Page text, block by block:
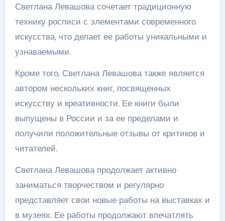
Светлана Левашова сочетает традиционную
технику росписи с элементами современного
искусства, что делает ее работы уникальными и
узнаваемыми.
Кроме того, Светлана Левашова также является
автором нескольких книг, посвященных
искусству и креативности. Ее книги были
выпущены в России и за ее пределами и
получили положительные отзывы от критиков и
читателей.
Светлана Левашова продолжает активно
заниматься творчеством и регулярно
представляет свои новые работы на выставках и
в музеях. Ее работы продолжают впечатлять